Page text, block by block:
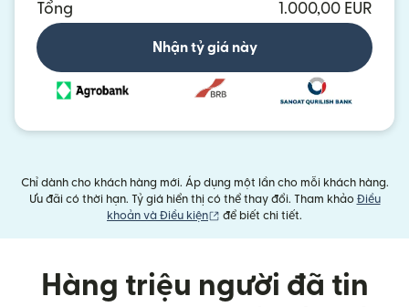
Tổng
1.000,00 EUR
Nhận tỷ giá này
Chỉ dành cho khách hàng mới. Áp dụng một lần cho mỗi khách hàng.
Ưu đãi có thời hạn. Tỷ giá hiển thị có thể thay đổi. Tham khảo Điều
khoản và Điều kiện
(mở trong cửa sổ mới)
để biết chi tiết.
Hàng triệu người đã tin